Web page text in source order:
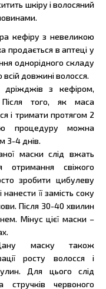
шкіру і волосяний
кефіру з невеликою
продається в аптеці у
однорідного складу
всій довжині волосся.
дріжджів з кефіром,
того, як маса
і тримати протягом 2
процедуру можна
3-4 днів.
маски слід вжать
отримання свіжого
зробити цибулеву
її замість соку
Після 30-40 хвилин
Мінус цієї маски –
маску також
росту волосся і
Для цього слід
стручків червоного